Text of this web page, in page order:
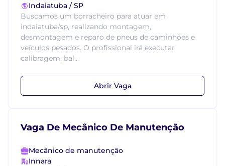
Indaiatuba / SP
Buscamos um borracheiro para atuar em
indaiatuba/sp, realizando montagem,
desmontagem e reparo de pneus de caminhões e
veículos pesados. O profissional irá executar
calibragem, bal...
Abrir Vaga
Vaga De Mecânico De Manutenção
Mecânico de manutenção
Innara